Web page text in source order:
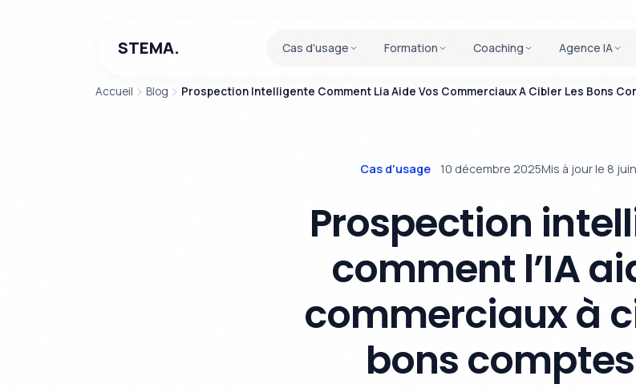
STEMA. Cas d'usage Formation Coaching Agence IA
Accueil Blog Prospection Intelligente Comment Lia Aide Vos Commerciaux A Cibler Les Bons
Cas d'usage 10 décembre 2025Mis à jour le 8
Prospection
comment l’IA
commerciaux à
bons comptes